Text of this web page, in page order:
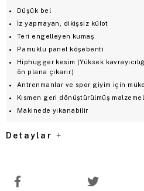
Düşük bel
İz yapmayan, dikişsiz külot
Teri engelleyen kumaş
Pamuklu panel köşebenti
Hiphugger kesim (Yüksek
ön plana çıkarır.)
Antrenmanlar ve spor giyim için
Kısmen geri dönüştürülmüş
Makinede yıkanabilir
Detaylar